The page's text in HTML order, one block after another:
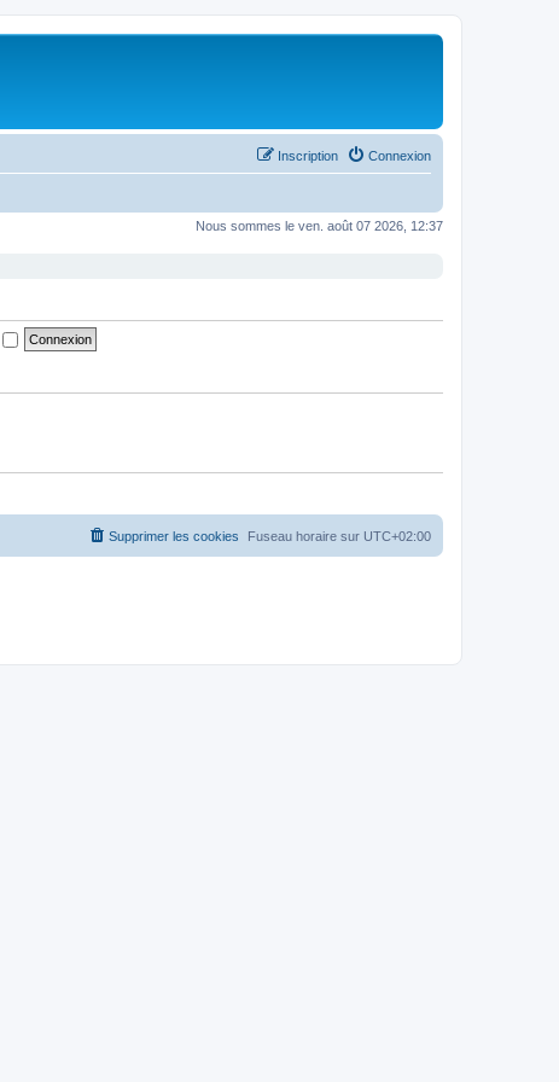
Connexion
Inscription
Nous sommes le ven. août 07 2026, 12:37
Fuseau horaire sur UTC+02:00
Supprimer les cookies